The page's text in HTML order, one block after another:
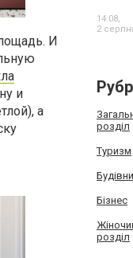
И
и
а
14:08,
2
розділ
Туризм
Бізнес
розділ